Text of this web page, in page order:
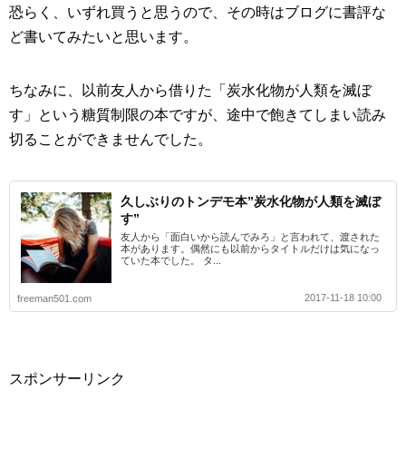
恐らく、いずれ買うと思うので、その時はブログに書評な
ど書いてみたいと思います。
ちなみに、以前友人から借りた「炭水化物が人類を滅ぼ
す」という糖質制限の本ですが、途中で飽きてしまい読み
切ることができませんでした。
久しぶりのトンデモ本”炭水化物が人類を滅ぼ
す”
友人から「面白いから読んでみろ」と言われて、渡された
本があります。偶然にも以前からタイトルだけは気になっ
ていた本でした。 タ...
freeman501.com 2017-11-18 10:00
スポンサーリンク